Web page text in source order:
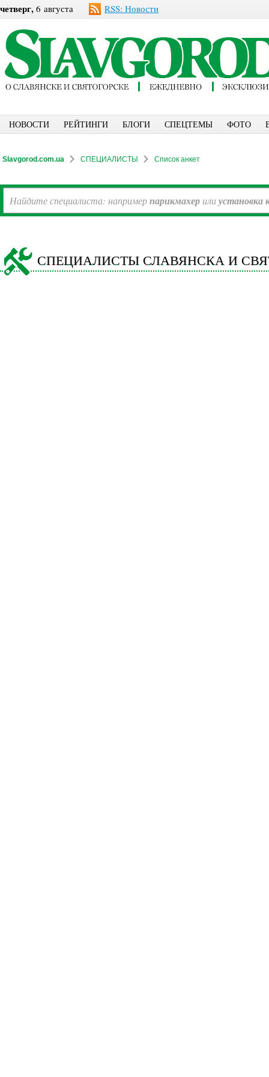
четверг, 6 августа RSS: Новости
НОВОСТИ РЕЙТИНГИ БЛОГИ СПЕЦТЕМЫ ФОТО
Slavgorod.com.ua СПЕЦИАЛИСТЫ Список анкет
Найдите специалиста: напримерпарикмахер илиустановка
СПЕЦИАЛИСТЫ СЛАВЯНСКА И